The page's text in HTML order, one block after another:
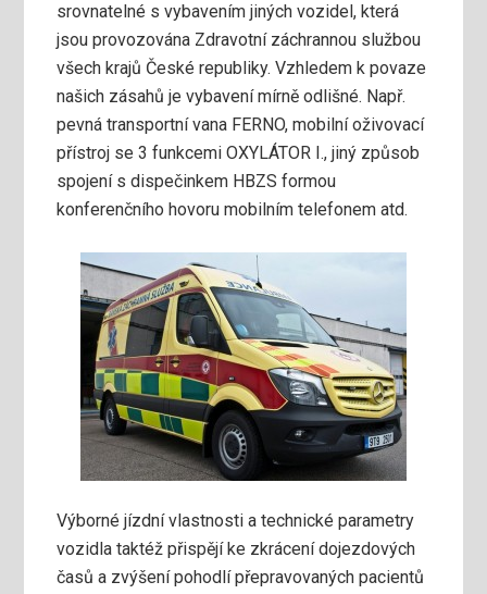
srovnatelné s vybavením jiných vozidel, která
jsou provozována Zdravotní záchrannou službou
všech krajů České republiky. Vzhledem k povaze
našich zásahů je vybavení mírně odlišné. Např.
pevná transportní vana FERNO, mobilní oživovací
přístroj se 3 funkcemi OXYLÁTOR I., jiný způsob
spojení s dispečinkem HBZS formou
konferenčního hovoru mobilním telefonem atd.
Výborné jízdní vlastnosti a technické parametry
vozidla taktéž přispějí ke zkrácení dojezdových
časů a zvýšení pohodlí přepravovaných pacientů